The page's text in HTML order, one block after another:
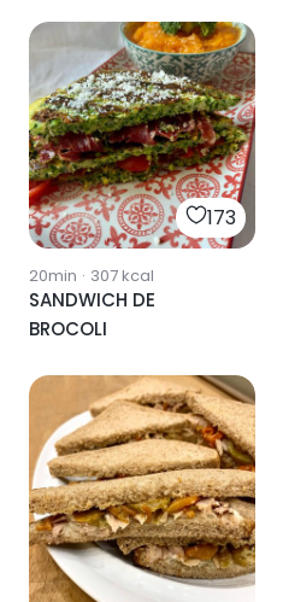
173
20min · 307kcal
SANDWICH DE
BROCOLI